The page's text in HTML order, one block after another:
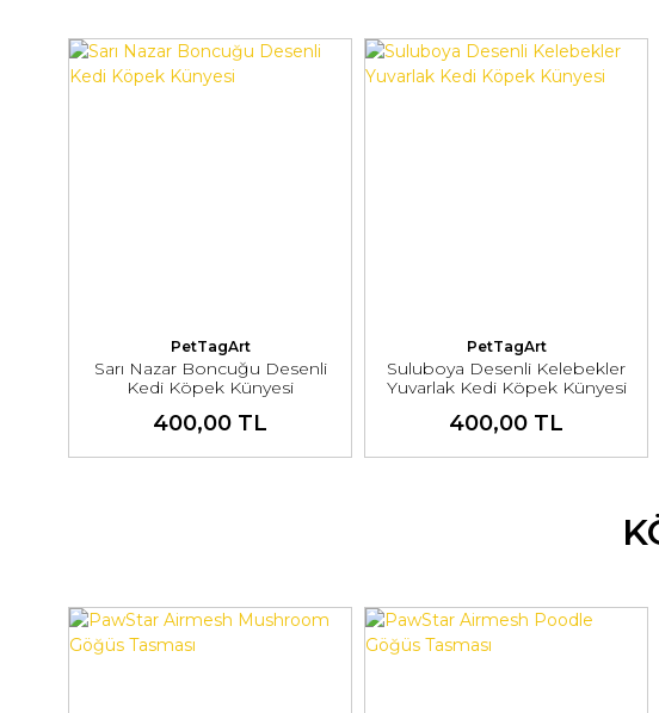
PetTagArt
Sarı Nazar Boncuğu Desenli
Kedi Köpek Künyesi
400,00 TL
PetTagArt
Suluboya Desenli Kelebekler
Yuvarlak Kedi Köpek Künyesi
400,00 TL